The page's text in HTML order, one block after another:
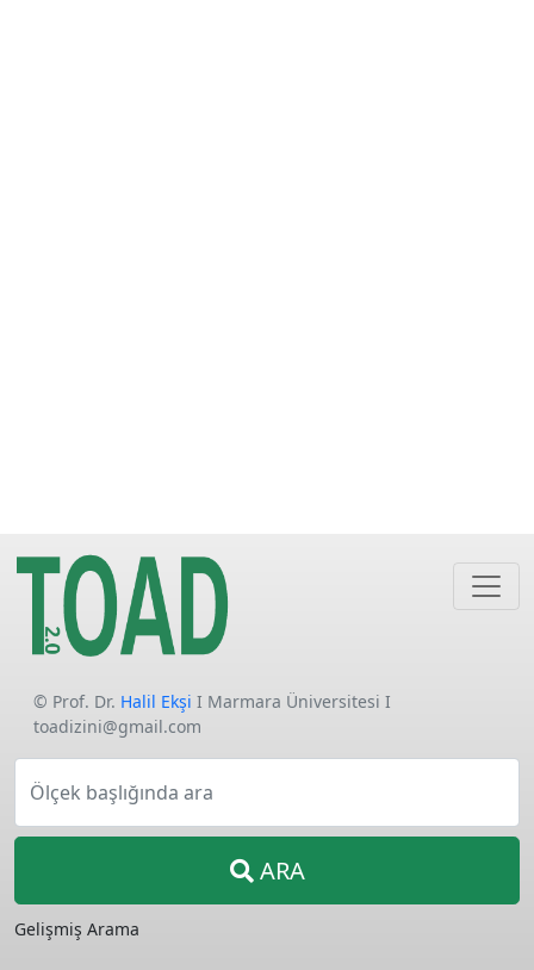
© Prof. Dr. Halil Ekşi I Marmara Üniversitesi I
toadizini@gmail.com
Ölçek başlığında ara
ARA
Gelişmiş Arama